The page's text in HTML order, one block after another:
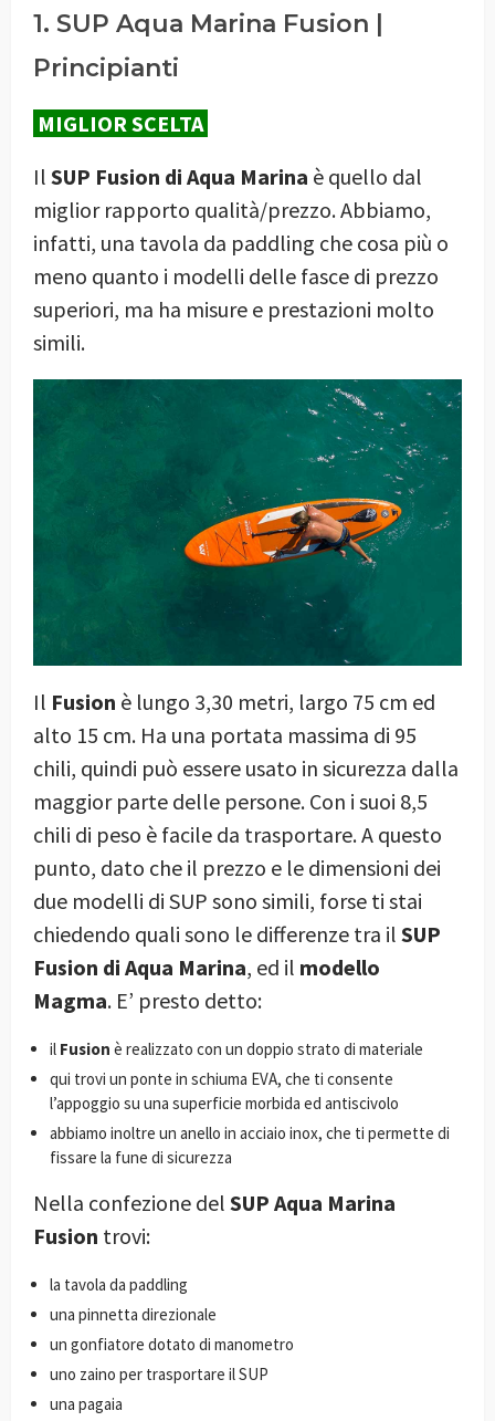
1. SUP Aqua Marina Fusion |
Principianti
MIGLIOR SCELTA
Il SUP Fusion di Aqua Marina è quello dal
miglior rapporto qualità/prezzo. Abbiamo,
infatti, una tavola da paddling che cosa più o
meno quanto i modelli delle fasce di prezzo
superiori, ma ha misure e prestazioni molto
simili.
Il Fusion è lungo 3,30 metri, largo 75 cm ed
alto 15 cm. Ha una portata massima di 95
chili, quindi può essere usato in sicurezza dalla
maggior parte delle persone. Con i suoi 8,5
chili di peso è facile da trasportare. A questo
punto, dato che il prezzo e le dimensioni dei
due modelli di SUP sono simili, forse ti stai
chiedendo quali sono le differenze tra il SUP
Fusion di Aqua Marina, ed il modello
Magma. E’ presto detto:
il Fusion è realizzato con un doppio strato di materiale
qui trovi un ponte in schiuma EVA, che ti consente
l’appoggio su una superficie morbida ed antiscivolo
abbiamo inoltre un anello in acciaio inox, che ti permette di
fissare la fune di sicurezza
Nella confezione del SUP Aqua Marina
Fusion trovi:
la tavola da paddling
una pinnetta direzionale
un gonfiatore dotato di manometro
uno zaino per trasportare il SUP
una pagaia